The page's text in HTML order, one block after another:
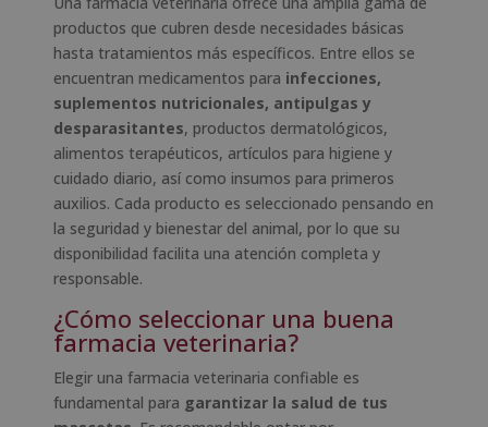
productos que cubren desde necesidades básicas
hasta tratamientos más específicos. Entre ellos se
encuentran medicamentos para infecciones,
suplementos nutricionales, antipulgas y
desparasitantes, productos dermatológicos,
alimentos terapéuticos, artículos para higiene y
cuidado diario, así como insumos para primeros
auxilios. Cada producto es seleccionado pensando en
la seguridad y bienestar del animal, por lo que su
disponibilidad facilita una atención completa y
responsable.
¿Cómo seleccionar una buena
farmacia veterinaria?
Elegir una farmacia veterinaria confiable es
fundamental para garantizar la salud de tus